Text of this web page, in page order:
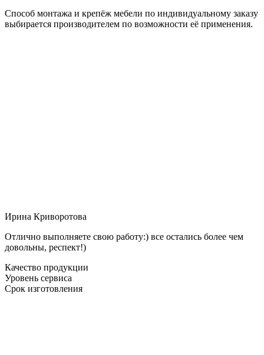
Способ монтажа и крепёж мебели по индивидуальному заказу
выбирается производителем по возможности её применения.
Ирина Криворотова
Отлично выполняете свою работу:) все остались более чем
довольны, респект!)
Качество продукции
Уровень сервиса
Срок изготовления